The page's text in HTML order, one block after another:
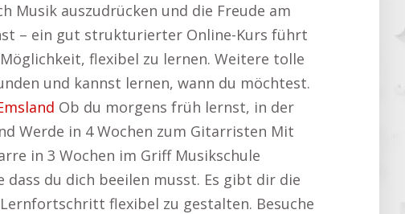
Musik auszudrücken und die Freude am
– ein gut strukturierter Online-Kurs führt
flexibel zu lernen. Weitere tolle
und kannst lernen, wann du möchtest.
Ob du morgens früh lernst, in der
Werde in 4 Wochen zum Gitarristen Mit
in 3 Wochen im Griff Musikschule
du dich beeilen musst. Es gibt dir die
flexibel zu gestalten. Besuche